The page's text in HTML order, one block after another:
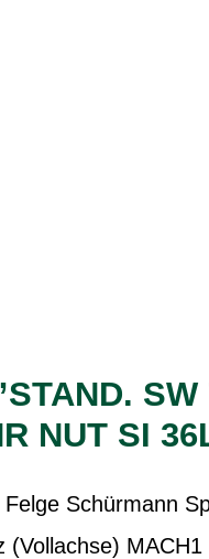
SW
NUT SI
Felge Schürmann
(Vollachse) MACH1